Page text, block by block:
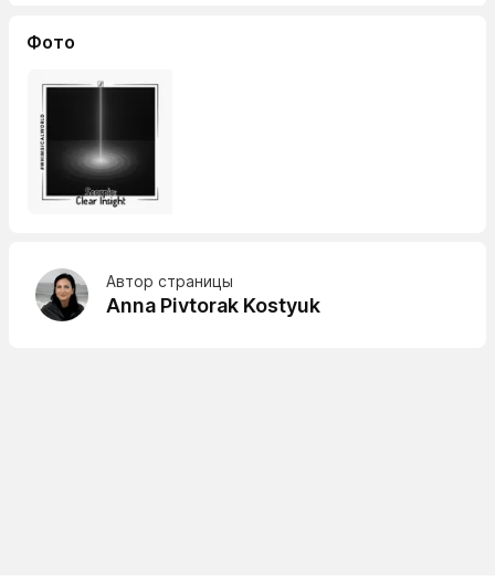
Фото
Автор страницы
Anna Pivtorak Kostyuk